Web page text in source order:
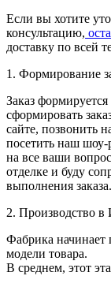
Если вы хотите
консультацию,
доставку по всей
1. Формирование
Заказ
сформировать
сайте, позвонить
посетить наш
на все ваши
отделке и буду
выполнения заказа.
2. Производство в
Фабрика начинает
модели товара.
В среднем, этот